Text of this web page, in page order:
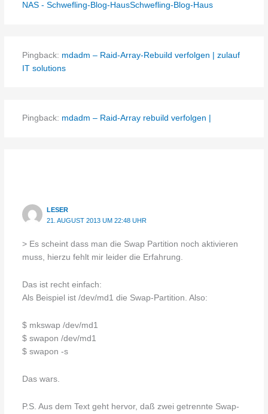
NAS - Schwefling-Blog-HausSchwefling-Blog-Haus
Pingback: mdadm – Raid-Array-Rebuild verfolgen | zulauf
IT solutions
Pingback: mdadm – Raid-Array rebuild verfolgen |
LESER
21. AUGUST 2013 UM 22:48 UHR
> Es scheint dass man die Swap Partition noch aktivieren
muss, hierzu fehlt mir leider die Erfahrung.
Das ist recht einfach:
Als Beispiel ist /dev/md1 die Swap-Partition. Also:
$ mkswap /dev/md1
$ swapon /dev/md1
$ swapon -s
Das wars.
P.S. Aus dem Text geht hervor, daß zwei getrennte Swap-